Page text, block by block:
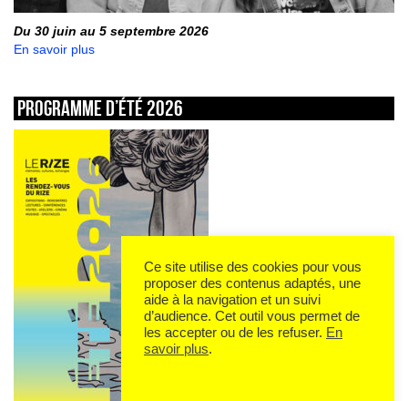
Du 30 juin au 5 septembre 2026
En savoir plus
Programme d’été 2026
Ce site utilise des cookies pour vous
proposer des contenus adaptés, une
aide à la navigation et un suivi
d’audience. Cet outil vous permet de
les accepter ou de les refuser. En
savoir plus.